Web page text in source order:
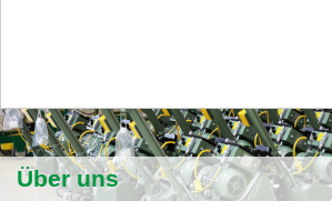
Über uns